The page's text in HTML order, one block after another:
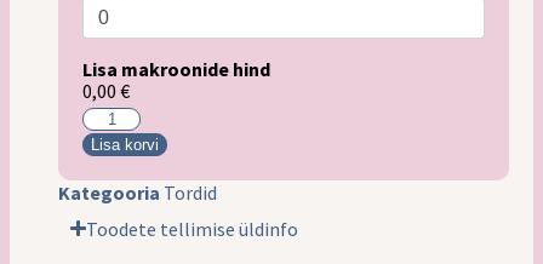
Lisa makroonide hind
0,00 €
Lisa korvi
Kategooria Tordid
Toodete tellimise üldinfo